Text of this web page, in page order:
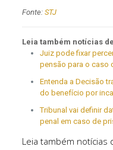
Fonte: STJ
Leia também notícias
Juiz pode fixar
pensão para o caso
Entenda a Decisão
do benefício por
Tribunal vai definir
penal em caso de
Leia também notícias